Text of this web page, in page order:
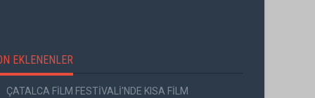
EKLENENLER
ÇATALCA FİLM FESTİVALİ'NDE KISA FİLM